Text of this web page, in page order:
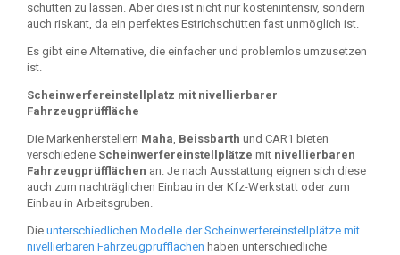
schütten zu lassen. Aber dies ist nicht nur kostenintensiv, sondern
auch riskant, da ein perfektes Estrichschütten fast unmöglich ist.
Es gibt eine Alternative, die einfacher und problemlos umzusetzen
ist.
Scheinwerfereinstellplatz mit nivellierbarer
Fahrzeugprüffläche
Die Markenherstellern Maha, Beissbarth und CAR1 bieten
verschiedene Scheinwerfereinstellplätze mit nivellierbaren
Fahrzeugprüfflächen an. Je nach Ausstattung eignen sich diese
auch zum nachträglichen Einbau in der Kfz-Werkstatt oder zum
Einbau in Arbeitsgruben.
Die unterschiedlichen Modelle der Scheinwerfereinstellplätze mit
nivellierbaren Fahrzeugprüfflächen haben unterschiedliche